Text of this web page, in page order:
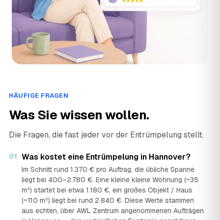
RÄ
RÄUMUNGSEXPERTEN
u. Steinbreite 21, 30455 Hannover · ★ 5 (99)
RÜ
Rümpelfrei
Enthorststraße 1, 30539 Hannover · ★ 5 (67)
SB
Sarstedter Str. 20, 30519 Hannover · ★ 5 (199)
SH
STARK Dienstleistungen - Haushaltsauflösung & Entrümpelung Hannover
Uhlhornstraße 12, 30625 Hannover · ★ 4,9 (99)
›
UH
UMZUG TAXXI - Umzugsunternehmen Hannover ›
HÄUFIGE FRAGEN
Was Sie wissen wollen.
Die Fragen, die fast jeder vor der Entrümpelung stellt.
01 Was kostet eine Entrümpelung in Hannover?
Im Schnitt rund 1.370 € pro Auftrag, die übliche Spanne
liegt bei 400–2.780 €. Eine kleine kleine Wohnung (~35
m²) startet bei etwa 1.180 €, ein großes Objekt / Haus
(~110 m²) liegt bei rund 2.840 €. Diese Werte stammen
aus echten, über AWL Zentrum angenommenen Aufträgen